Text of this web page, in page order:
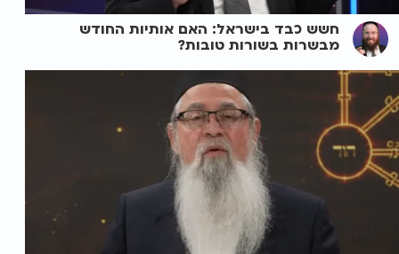
חשש כבד בישראל: האם אותיות החודש
מבשרות בשורות טובות?